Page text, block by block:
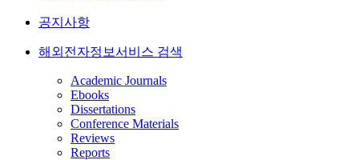
공지사항
해외전자정보서비스 검색
Academic Journals
Ebooks
Dissertations
Conference Materials
Reviews
Reports